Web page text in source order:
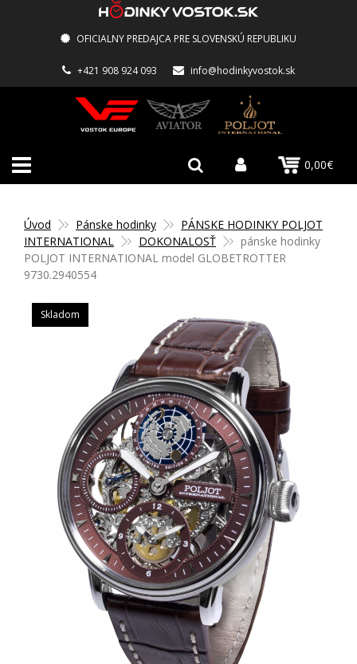
OFICIALNY PREDAJCA PRE SLOVENSKÚ REPUBLIKU
+421 908 924 093 info@hodinkyvostok.sk
0,00€
Úvod Pánske hodinky
PÁNSKE HODINKY POLJOT
INTERNATIONAL
DOKONALOSŤ
pánske hodinky
POLJOT INTERNATIONAL model GLOBETROTTER
9730.2940554
Skladom